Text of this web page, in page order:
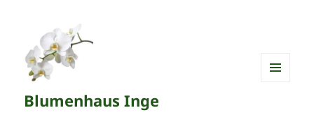
Blumenhaus Inge